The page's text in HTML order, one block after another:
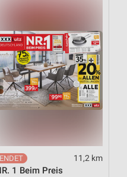
11,2 km
1 Beim Preis